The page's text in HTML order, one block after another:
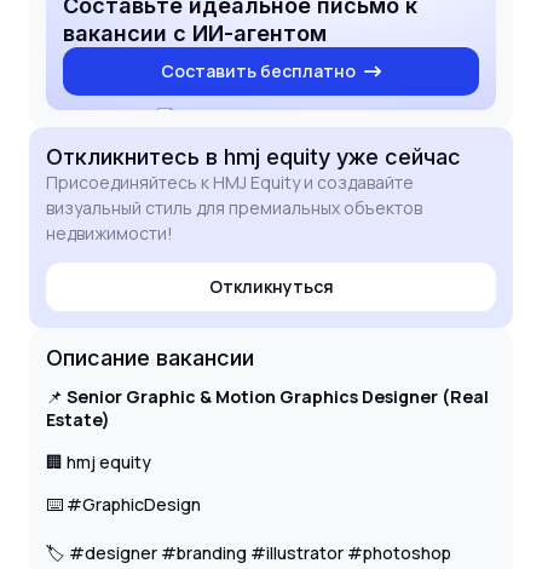
my expertise in motion graphics to HMJ Equity's
marketing initiatives.
вакансии с ИИ-агентом
Составить бесплатно
Откликнитесь в hmj equity уже сейчас
Присоединяйтесь к HMJ Equity и создавайте
визуальный стиль для премиальных объектов
недвижимости!
Откликнуться
Описание вакансии
📌 Senior Graphic & Motion Graphics Designer (Real
Estate)
🏢 hmj equity
⌨️ #GraphicDesign
🏷️ #designer #branding #illustrator #photoshop